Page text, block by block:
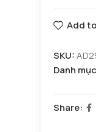
Add
SKU:
Danh
Share: